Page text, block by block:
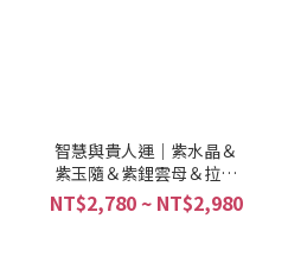
智慧與貴人運｜紫水晶＆
紫玉隨＆紫鋰雲母＆拉絲
紫螢石＆天然珍珠
NT$2,780 ~ NT$2,980